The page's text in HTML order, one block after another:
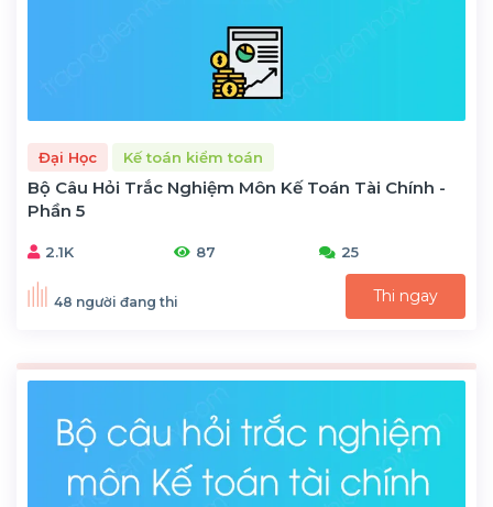
Đại Học Kế toán kiểm toán
Bộ Câu Hỏi Trắc Nghiệm Môn Kế Toán Tài Chính -
Phần 5
2.1K 87 25
48 người đang thi Thi ngay